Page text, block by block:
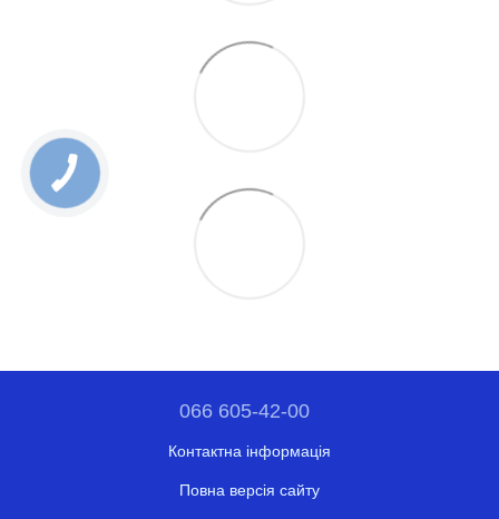
066 605-42-00
Контактна інформація
Повна версія сайту